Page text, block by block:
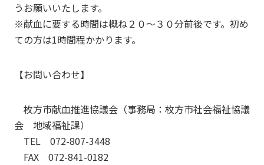
うお願いいたします。
※献血に要する時間は概ね２０～３０分前後です。初め
ての方は1時間程かかります。
【お問い合わせ】
枚方市献血推進協議会（事務局：枚方市社会福祉協議
会 地域福祉課）
TEL 072-807-3448
FAX 072-841-0182